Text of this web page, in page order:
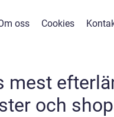
oss Cookies
mest
och